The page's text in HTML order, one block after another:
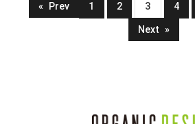
« Prev 1 2 3 4
Next »